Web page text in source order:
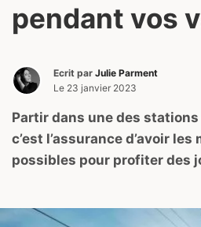
pendant vos
Ecrit par Julie Parment
Le 23 janvier 2023
Partir dans une des
c’est l’assurance d’avoir
possibles pour profiter des